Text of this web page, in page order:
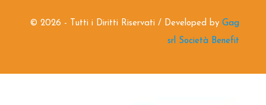
© 2026 - Tutti i Diritti Riservati / Developed by Gag
srl Società Benefit